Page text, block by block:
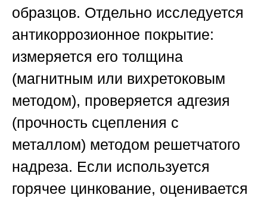
образцов. Отдельно исследуется
антикоррозионное покрытие:
измеряется его толщина
(магнитным или вихретоковым
методом), проверяется адгезия
(прочность сцепления с
металлом) методом решетчатого
надреза. Если используется
горячее цинкование, оценивается